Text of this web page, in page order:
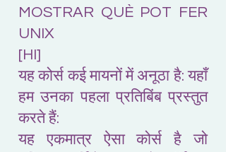
MOSTRAR QUÈ POT FER
UNIX
[HI]
यह कोर्स कई मायनों में अनूठा है: यहाँ
हम उनका पहला प्रतिबिंब प्रस्तुत
करते हैं:
यह एकमात्र ऐसा कोर्स है जो